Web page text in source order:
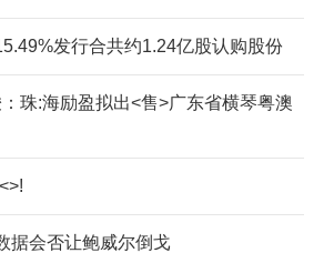
发行合共约1.24亿股认购股份
珠:海励盈拟出<售>广东省横琴粤澳
据会否让鲍威尔倒戈